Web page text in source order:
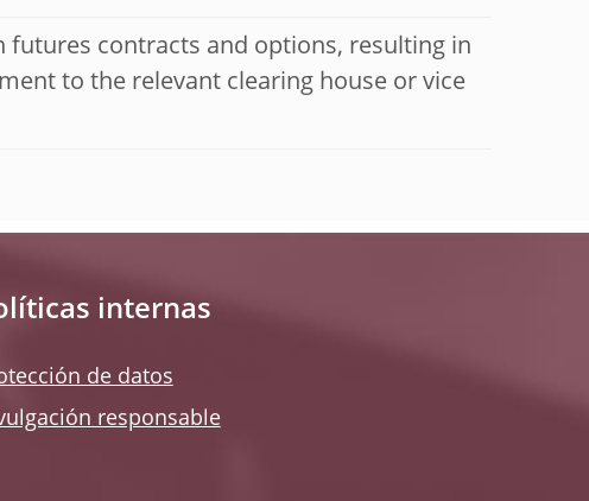
futures contracts and options, resulting in
to the relevant clearing house or vice
internas
de datos
responsable